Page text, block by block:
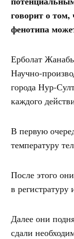
говорит о том,
фенотипа
Ерболат
Научно-
города Нур-
каждого
В первую
температуру
После этого
в регистратуру
Далее они
сдали